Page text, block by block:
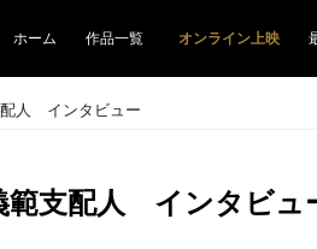
ホーム 作品一覧 オンライン上映
人 インタビュー
支配人 インタビュ